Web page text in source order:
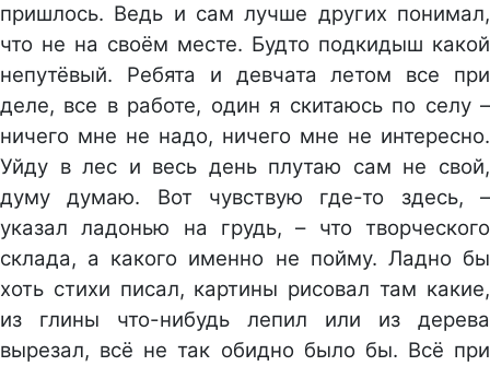
пришлось. Ведь и сам лучше других понимал,
что не на своём месте. Будто подкидыш какой
непутёвый. Ребята и девчата летом все при
деле, все в работе, один я скитаюсь по селу –
ничего мне не надо, ничего мне не интересно.
Уйду в лес и весь день плутаю сам не свой,
думу думаю. Вот чувствую где-то здесь, –
указал ладонью на грудь, – что творческого
склада, а какого именно не пойму. Ладно бы
хоть стихи писал, картины рисовал там какие,
из глины что-нибудь лепил или из дерева
вырезал, всё не так обидно было бы. Всё при